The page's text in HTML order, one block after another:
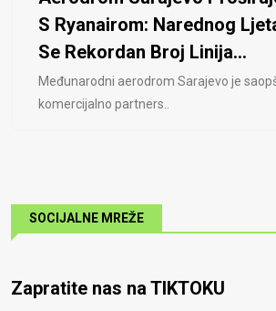
S Ryanairom: Narednog
Se Rekordan Broj Linija...
Međunarodni aerodrom Sarajevo je
komercijalno partners..
SOCIJALNE MREŽE
Zapratite nas na TIKTOKU